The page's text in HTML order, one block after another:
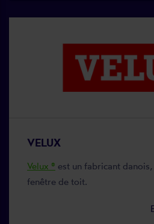
VELUX
Velux ® est un fabricant
fenêtre de toit.